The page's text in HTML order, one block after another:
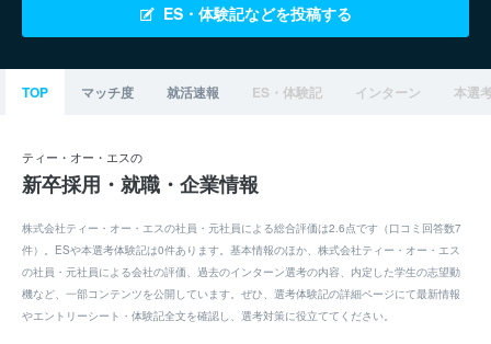
ES・体験記などを投稿する
TOP マッチ度 就活速報 ES・体験記 インターン 本選
ティー・オー・エスの
新卒採用・就職・企業情報
株式会社ティー・オー・エスの社員・元社員による総合評価は2.6点です（口コミ回答数7
件）。ESや本選考体験記は0件あります。基本情報のほか、株式会社ティー・オー・エス
の社員・元社員による会社の評価、過去のインターン選考の内容、内定した学生の志望動
機など、一部コンテンツを公開しています。ぜひ、選考体験記の詳細ページにて最新情報
やエントリーシート・体験記全文を確認し、選考対策に役立ててください。